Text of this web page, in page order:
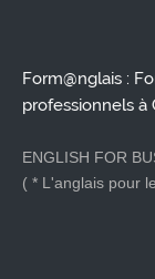
Form@nglais :
professionnels à
ENGLISH FOR
( * L'anglais pour